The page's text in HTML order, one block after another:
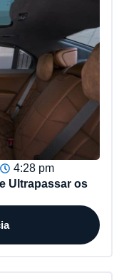
4:28 pm
Ultrapassar os